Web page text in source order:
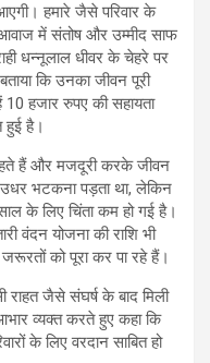
हमारे जैसे परिवार के
में संतोष और उम्मीद साफ
धन्नूलाल धीवर के चेहरे पर
कि उनका जीवन पूरी
10 हजार रुपए की सहायता
हुई है।
हैं और मजदूरी करके जीवन
भटकना पड़ता था, लेकिन
के लिए चिंता कम हो गई है।
वंदन योजना की राशि भी
को पूरा कर पा रहे हैं।
राहत जैसे संघर्ष के बाद मिली
व्यक्त करते हुए कहा कि
के लिए वरदान साबित हो